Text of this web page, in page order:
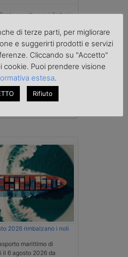
assolto per infortunio
validità multe per
la qualifica di
trasporti internazionali
2026 rimbalzano i noli
marittimo di
il 6 agosto 2026 da
di terze parti, per migliorare
e suggerirti prodotti e servizi
Cliccando su "Accetto"
cookie. Puoi prendere visione
estesa.
Rifiuto